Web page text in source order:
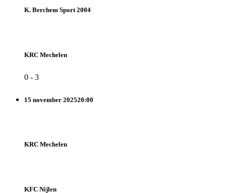
K. Berchem Sport 2004
KRC Mechelen
0 - 3
15 november 202520:00
KRC Mechelen
KFC Nijlen